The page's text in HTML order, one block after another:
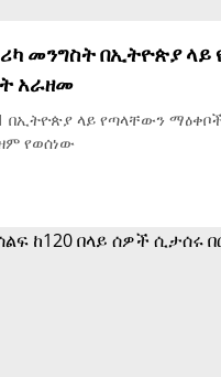
መንግስት በኢትዮጵያ ላይ
አራዘመ
በኢትዮጵያ ላይ የጣላቸውን
የወሰነው